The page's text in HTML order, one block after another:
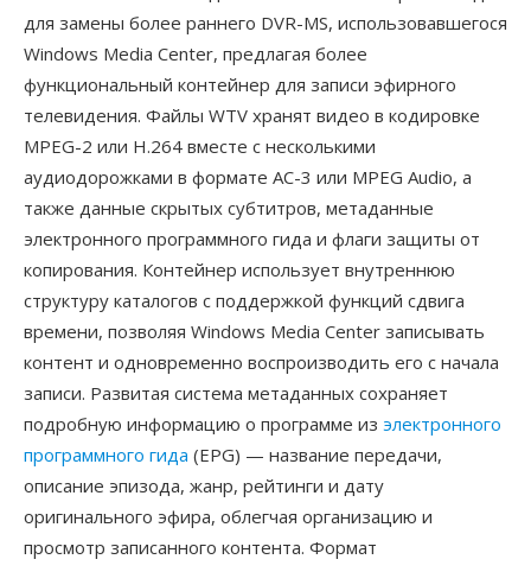
для замены более раннего DVR-MS, использовавшегося
Windows Media Center, предлагая более
функциональный контейнер для записи эфирного
телевидения. Файлы WTV хранят видео в кодировке
MPEG-2 или H.264 вместе с несколькими
аудиодорожками в формате AC-3 или MPEG Audio, а
также данные скрытых субтитров, метаданные
электронного программного гида и флаги защиты от
копирования. Контейнер использует внутреннюю
структуру каталогов с поддержкой функций сдвига
времени, позволяя Windows Media Center записывать
контент и одновременно воспроизводить его с начала
записи. Развитая система метаданных сохраняет
подробную информацию о программе из электронного
программного гида (EPG) — название передачи,
описание эпизода, жанр, рейтинги и дату
оригинального эфира, облегчая организацию и
просмотр записанного контента. Формат